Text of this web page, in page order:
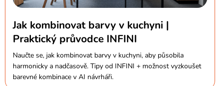
Jak kombinovat barvy v kuchyni |
Praktický průvodce INFINI
Naučte se, jak kombinovat barvy v kuchyni, aby působila
harmonicky a nadčasově. Tipy od INFINI + možnost vyzkoušet
barevné kombinace v AI návrháři.